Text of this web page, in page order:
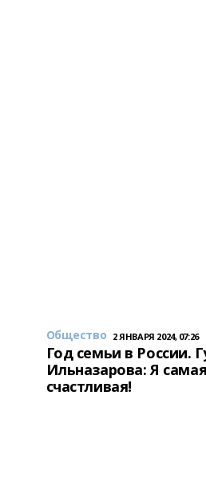
Общество 2 ЯНВАРЯ 2024, 07:26
Год семьи в России.
Ильназарова: Я самая
счастливая!